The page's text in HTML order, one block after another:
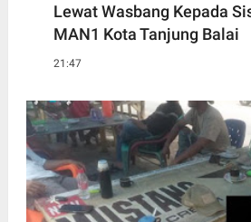
Lewat Wasbang Kepada
MAN1 Kota Tanjung Balai
21:47